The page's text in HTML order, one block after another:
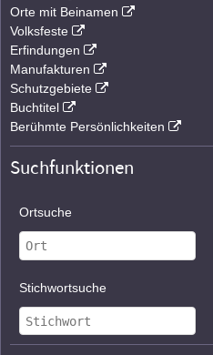
Orte mit Beinamen
Volksfeste
Erfindungen
Manufakturen
Schutzgebiete
Buchtitel
Berühmte Persönlichkeiten
Suchfunktionen
Ortsuche
Stichwortsuche